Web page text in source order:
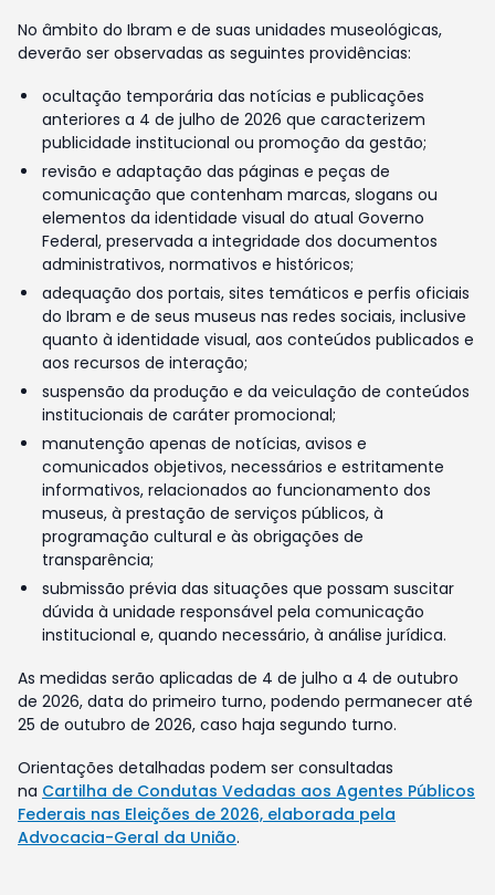
No âmbito do Ibram e de suas unidades museológicas,
deverão ser observadas as seguintes providências:
ocultação temporária das notícias e publicações
anteriores a 4 de julho de 2026 que caracterizem
publicidade institucional ou promoção da gestão;
revisão e adaptação das páginas e peças de
comunicação que contenham marcas, slogans ou
elementos da identidade visual do atual Governo
Federal, preservada a integridade dos documentos
administrativos, normativos e históricos;
adequação dos portais, sites temáticos e perfis oficiais
do Ibram e de seus museus nas redes sociais, inclusive
quanto à identidade visual, aos conteúdos publicados e
aos recursos de interação;
suspensão da produção e da veiculação de conteúdos
institucionais de caráter promocional;
manutenção apenas de notícias, avisos e
comunicados objetivos, necessários e estritamente
informativos, relacionados ao funcionamento dos
museus, à prestação de serviços públicos, à
programação cultural e às obrigações de
transparência;
submissão prévia das situações que possam suscitar
dúvida à unidade responsável pela comunicação
institucional e, quando necessário, à análise jurídica.
As medidas serão aplicadas de 4 de julho a 4 de outubro
de 2026, data do primeiro turno, podendo permanecer até
25 de outubro de 2026, caso haja segundo turno.
Orientações detalhadas podem ser consultadas
na Cartilha de Condutas Vedadas aos Agentes Públicos
Federais nas Eleições de 2026, elaborada pela
Advocacia-Geral da União.